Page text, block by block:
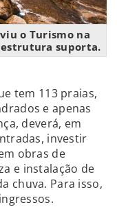
o Turismo na
estrutura suporta.
tem 113 praias,
e apenas
deverá, em
investir
obras de
e instalação de
chuva. Para isso,